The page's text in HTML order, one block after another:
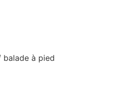
balade à pied